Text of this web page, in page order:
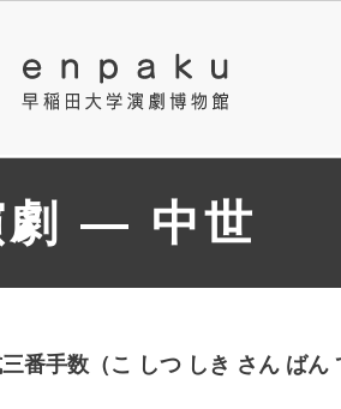
劇 — 中世
番手数（こ しつ しき さん ばん